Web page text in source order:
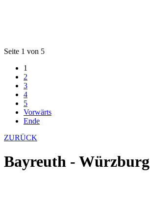
Seite 1 von 5
1
2
3
4
5
Vorwärts
Ende
ZURÜCK
Bayreuth - Würzburg